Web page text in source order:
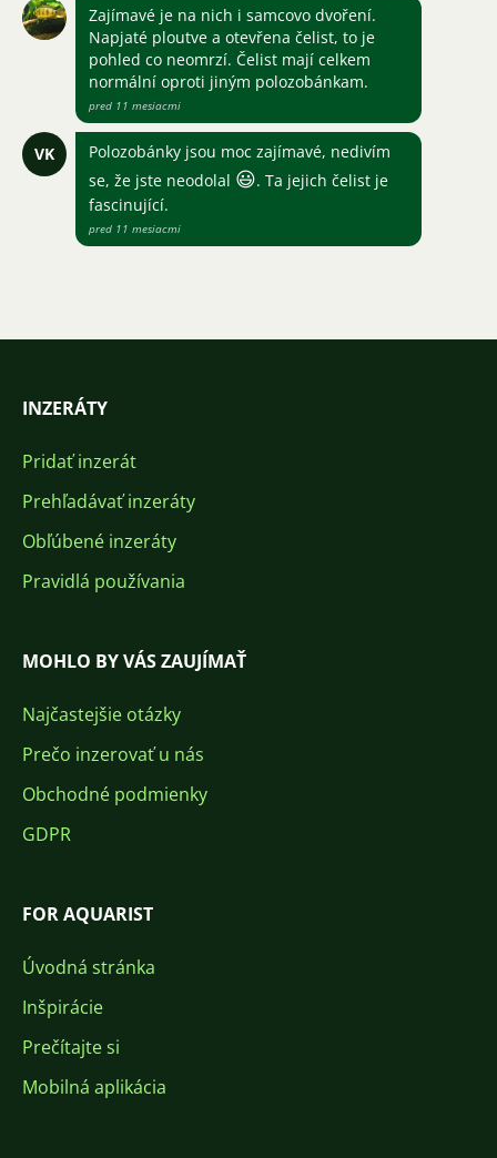
Zajímavé je na nich i samcovo dvoření.
Napjaté ploutve a otevřena čelist, to je
pohled co neomrzí. Čelist mají celkem
normální oproti jiným polozobánkam.
pred 11 mesiacmi
VK
Polozobánky jsou moc zajímavé, nedivím
se, že jste neodolal 😃. Ta jejich čelist je
fascinující.
pred 11 mesiacmi
INZERÁTY
Pridať inzerát
Prehľadávať inzeráty
Obľúbené inzeráty
Pravidlá používania
MOHLO BY VÁS ZAUJÍMAŤ
Najčastejšie otázky
Prečo inzerovať u nás
Obchodné podmienky
GDPR
FOR AQUARIST
Úvodná stránka
Inšpirácie
Prečítajte si
Mobilná aplikácia